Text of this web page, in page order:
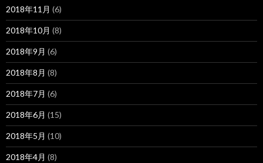
2018年11月 (6)
2018年10月 (8)
2018年9月 (6)
2018年8月 (8)
2018年7月 (6)
2018年6月 (15)
2018年5月 (10)
2018年4月 (8)